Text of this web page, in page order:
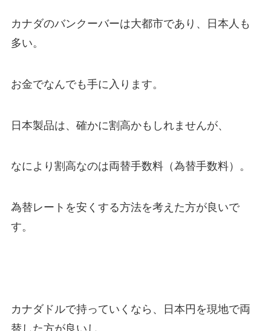
カナダのバンクーバーは大都市であり、日本人も
多い。
お金でなんでも手に入ります。
日本製品は、確かに割高かもしれませんが、
なにより割高なのは両替手数料（為替手数料）。
為替レートを安くする方法を考えた方が良いで
す。
カナダドルで持っていくなら、日本円を現地で両
替した方が良いし、